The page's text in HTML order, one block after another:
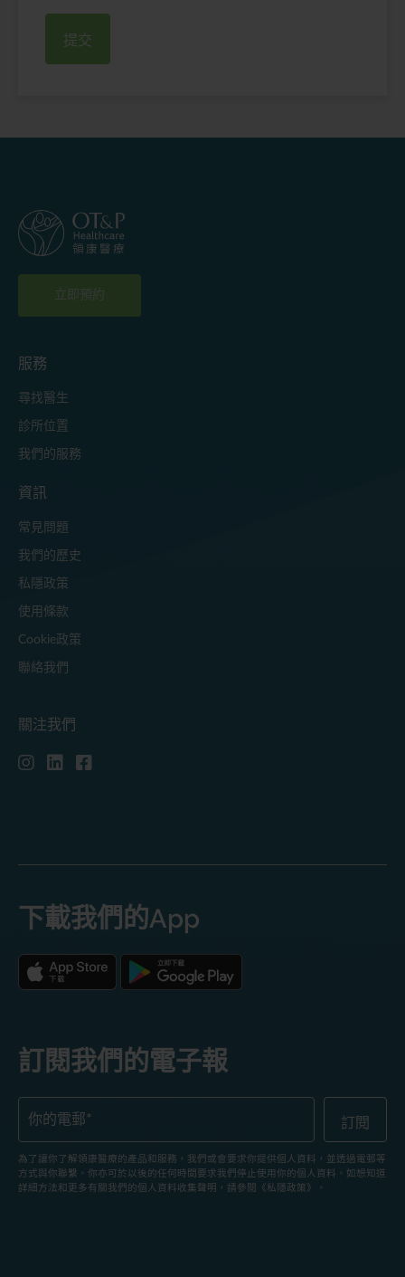
立即預約
服務
尋找醫生
診所位置
我們的服務
資訊
常見問題
我們的歷史
私隱政策
使用條款
Cookie政策
聯絡我們
關注我們
下載我們的App
訂閱我們的電子報
為了讓你了解領康醫療的產品和服務，我們或會要求你提供個人資料，並透過電郵等
方式與你聯繫。你亦可於以後的任何時間要求我們停止使用你的個人資料。如想知道
詳細方法和更多有關我們的個人資料收集聲明，請參閱《私隱政策》。